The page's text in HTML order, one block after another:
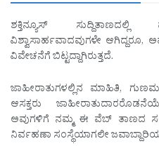
ಶಕ್ತಿನ್ಯೂಸ್ ಸುದ್ದಿತಾಣದಲ್ಲಿ
ವಿಶ್ವಾಸಾರ್ಹವಾದವುಗಳೇ ಆಗಿದ್ದರೂ,
ವಿವೇಚನೆಗೆ ಬಿಟ್ಟದ್ದಾಗಿರುತ್ತದೆ.
ಜಾಹೀರಾತುಗಳಲ್ಲಿನ ಮಾಹಿತಿ,
ಆಸಕ್ತರು
ಅವುಗಳಿಗೆ ನಮ್ಮ ಈ ವೆಬ್ ತಾಣದ
ನಿರ್ವಹಣಾ ಸಂಸ್ಥೆಯಾಗಲೀ